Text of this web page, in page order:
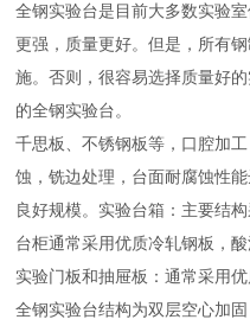
全钢实验台是目前大多数实验
更强，质量更好。但是，所有
施。否则，很容易选择质量好
的全钢实验台。
千思板、不锈钢板等，口腔加
蚀，铣边处理，台面耐腐蚀性
良好规模。实验台箱：主要结
台柜通常采用优质冷轧钢板，
实验门板和抽屉板：通常采用
全钢实验台结构为双层空心加